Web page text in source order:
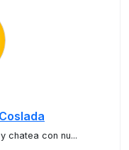
chatea con nu...